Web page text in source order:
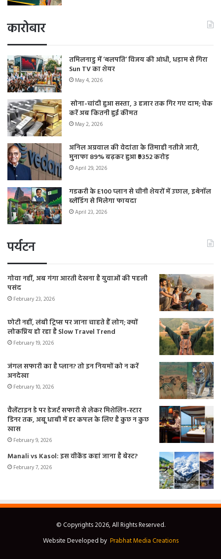
कारोबार
तमिलनाडु में ‘थलपति’ विजय की आंधी, धड़ाम से गिरा
Sun TV का शेयर
May 4, 2026
सोना-चांदी हुआ सस्ता, 3 हजार तक गिर गए दाम; चेक
करें अब कितनी हुई कीमत
May 2, 2026
अनिल अग्रवाल की वेदांता के तिमाही नतीजे जारी,
मुनाफा 89% बढ़कर हुआ ₹9352 करोड़
April 29, 2026
गडकरी के E100 प्लान से चीनी शेयरों में उछाल, इथेनॉल
ब्लेंडिंग से मिलेगा फायदा
April 23, 2026
पर्यटन
गोवा नहीं, अब गंगा आरती देखना है युवाओं की पहली
पसंद
February 23, 2026
छोटी नहीं, लंबी ट्रिप्स पर जाना चाहते हैं लोग; क्यों
लोकप्रिय हो रहा है Slow Travel Trend
February 19, 2026
जंगल सफारी का है प्लान? तो इन नियमों को न करें
अनदेखा
February 10, 2026
वैलेंटाइन डे पर डेजर्ट सफारी से लेकर मिशेलिन-स्टार
डिनर तक, अबू धाबी में हर कपल के लिए है कुछ न कुछ
खास
February 9, 2026
Manali vs Kasol: इस वीकेंड कहां जाना है बेस्ट?
February 7, 2026
© Copyrights 2026, All Rights Reserved.
Website Developed by Prabhat Media Creations